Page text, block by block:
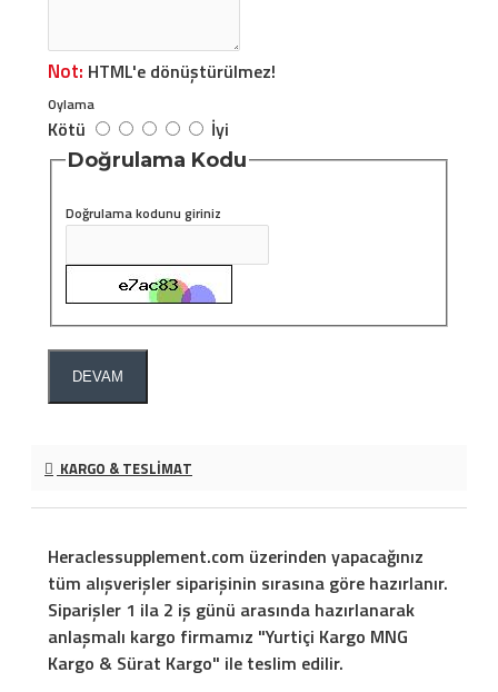
Not: HTML'e dönüştürülmez!
Oylama
Kötü İyi
Doğrulama Kodu
Doğrulama kodunu giriniz
DEVAM
KARGO & TESLIMAT
Heraclessupplement.com üzerinden yapacağınız
tüm alışverişler siparişinin sırasına göre hazırlanır.
Siparişler 1 ila 2 iş günü arasında hazırlanarak
anlaşmalı kargo firmamız "Yurtiçi Kargo MNG
Kargo & Sürat Kargo" ile teslim edilir.